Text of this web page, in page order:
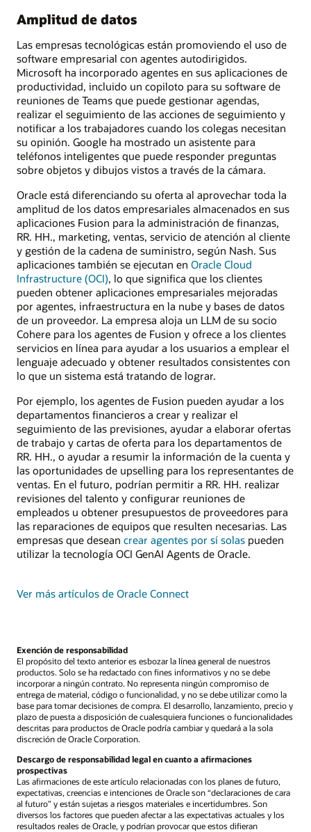
Amplitud de datos
Las empresas tecnológicas están promoviendo el uso de
software empresarial con agentes autodirigidos.
Microsoft ha incorporado agentes en sus aplicaciones de
productividad, incluido un copiloto para su software de
reuniones de Teams que puede gestionar agendas,
realizar el seguimiento de las acciones de seguimiento y
notificar a los trabajadores cuando los colegas necesitan
su opinión. Google ha mostrado un asistente para
teléfonos inteligentes que puede responder preguntas
sobre objetos y dibujos vistos a través de la cámara.
Oracle está diferenciando su oferta al aprovechar toda la
amplitud de los datos empresariales almacenados en sus
aplicaciones Fusion para la administración de finanzas,
RR. HH., marketing, ventas, servicio de atención al cliente
y gestión de la cadena de suministro, según Nash. Sus
aplicaciones también se ejecutan en Oracle Cloud
Infrastructure (OCI), lo que significa que los clientes
pueden obtener aplicaciones empresariales mejoradas
por agentes, infraestructura en la nube y bases de datos
de un proveedor. La empresa aloja un LLM de su socio
Cohere para los agentes de Fusion y ofrece a los clientes
servicios en línea para ayudar a los usuarios a emplear el
lenguaje adecuado y obtener resultados consistentes con
lo que un sistema está tratando de lograr.
Por ejemplo, los agentes de Fusion pueden ayudar a los
departamentos financieros a crear y realizar el
seguimiento de las previsiones, ayudar a elaborar ofertas
de trabajo y cartas de oferta para los departamentos de
RR. HH., o ayudar a resumir la información de la cuenta y
las oportunidades de upselling para los representantes de
ventas. En el futuro, podrían permitir a RR. HH. realizar
revisiones del talento y configurar reuniones de
empleados u obtener presupuestos de proveedores para
las reparaciones de equipos que resulten necesarias. Las
empresas que desean crear agentes por sí solas pueden
utilizar la tecnología OCI GenAI Agents de Oracle.
Ver más artículos de Oracle Connect
Exención de responsabilidad
El propósito del texto anterior es esbozar la línea general de nuestros
productos. Solo se ha redactado con fines informativos y no se debe
incorporar a ningún contrato. No representa ningún compromiso de
entrega de material, código o funcionalidad, y no se debe utilizar como la
base para tomar decisiones de compra. El desarrollo, lanzamiento, precio y
plazo de puesta a disposición de cualesquiera funciones o funcionalidades
descritas para productos de Oracle podría cambiar y quedará a la sola
discreción de Oracle Corporation.
Descargo de responsabilidad legal en cuanto a afirmaciones
prospectivas
Las afirmaciones de este artículo relacionadas con los planes de futuro,
expectativas, creencias e intenciones de Oracle son “declaraciones de cara
al futuro” y están sujetas a riesgos materiales e incertidumbres. Son
diversos los factores que pueden afectar a las expectativas actuales y los
resultados reales de Oracle, y podrían provocar que estos difieran